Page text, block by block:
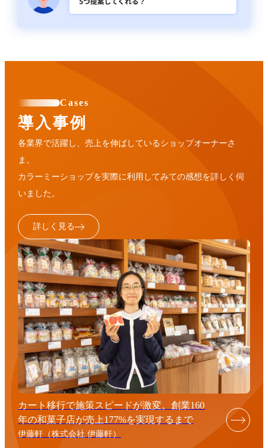
Cases
導入事例
各業界で活躍し、売上を伸ばしているショップオーナーさ
ま。
カラーミーショップを実際に利用してみての感想を詳しく伺
いました。
詳しく見る
カート移行で施策スピードが激変。創業160
年の和菓子店が売上177%を実現するまで
伊藤軒（株式会社 伊藤軒）